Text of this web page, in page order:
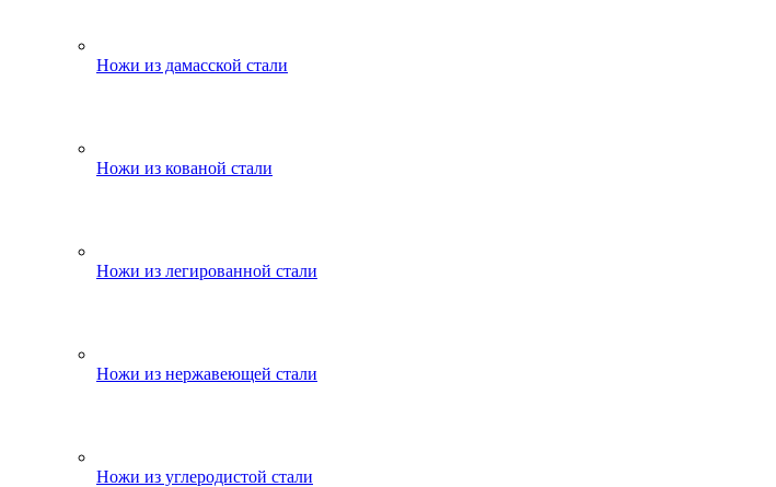
Ножи из дамасской стали
Ножи из кованой стали
Ножи из легированной стали
Ножи из нержавеющей стали
Ножи из углеродистой стали